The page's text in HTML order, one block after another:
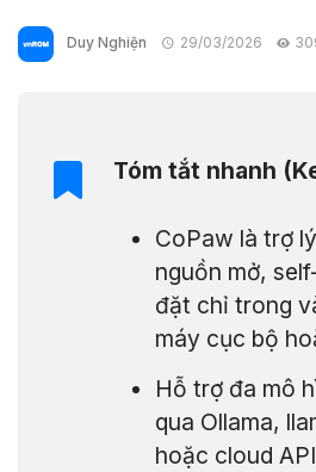
Duy Nghiện 29/03/2026
Tóm tắt nhanh
CoPaw là trợ
nguồn mở,
đặt chỉ trong
máy cục bộ
Hỗ trợ đa mô
qua Ollama,
hoặc cloud